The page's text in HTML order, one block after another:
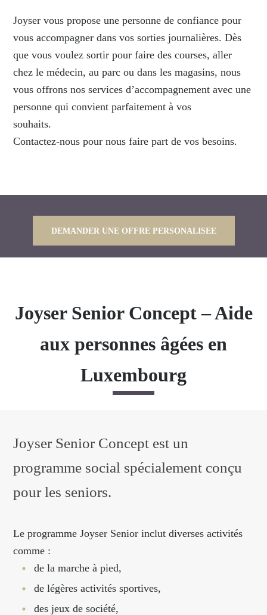
Joyser vous propose une personne de confiance pour
vous accompagner dans vos sorties journalières. Dès
que vous voulez sortir pour faire des courses, aller
chez le médecin, au parc ou dans les magasins, nous
vous offrons nos services d’accompagnement avec une
personne qui convient parfaitement à vos
souhaits.
Contactez-nous pour nous faire part de vos besoins.
DEMANDER UNE OFFRE PERSONALISEE
Joyser Senior Concept – Aide
aux personnes âgées en
Luxembourg
Joyser Senior Concept est un
programme social spécialement conçu
pour les seniors.
Le programme Joyser Senior inclut diverses activités
comme :
de la marche à pied,
de légères activités sportives,
des jeux de société,